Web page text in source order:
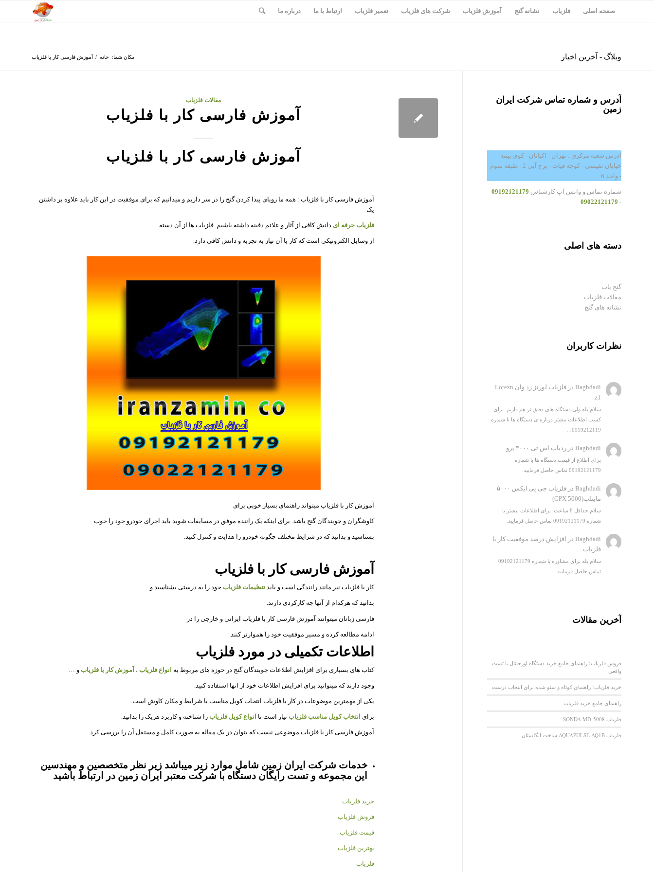
صفحه اصلی فلزیاب نشانه گنج آموزش فلزیاب شرکت های فلزیاب تعمیر فلزیاب ارتباط با ما درباره ما
وبلاگ - آخرین اخبار مکان شما: خانه / آموزش فارسی کار با فلزیاب
مقالات فلزیاب
آموزش فارسی کار با فلزیاب
آموزش فارسی کار با فلزیاب
آموزش فارسی کار با فلزیاب : همه ما رویای پیدا کردن گنج را در سر داریم و میدانیم که برای موفقیت در این کار باید علاوه بر داشتن
یک
فلزیاب حرفه ای دانش کافی از آثار و علائم دفینه داشته باشیم. فلزیاب ها از آن دسته
از وسایل الکترونیکی است که کار با آن نیاز به تجربه و دانش کافی دارد.
آموزش کار با فلزیاب میتواند راهنمای بسیار خوبی برای
کاوشگران و جویندگان گنج باشد. برای اینکه یک راننده موفق در مسابقات شوید باید اجزای خودرو خود را خوب
بشناسید و بدانید که در شرایط مختلف چگونه خودرو را هدایت و کنترل کنید.
آموزش فارسی کار با فلزیاب
کار با فلزیاب نیز مانند رانندگی است و باید تنظیمات فلزیابخود را به درستی بشناسید و
بدانید که هرکدام از آنها چه کارکردی دارند.
فارسی زبانان میتوانند آموزش فارسی کار با فلزیاب ایرانی و خارجی را در
ادامه مطالعه کرده و مسیر موفقیت خود را هموارتر کنند.
اطلاعات تکمیلی در مورد فلزیاب
کتاب های بسیاری برای افزایش اطلاعات جویندگان گنج در حوزه های مربوط به انواع فلزیاب، آموزش کار با فلزیابو …
وجود دارند که میتوانید برای افزایش اطلاعات خود از انها استفاده کنید.
یکی از مهمترین موضوعات در کار با فلزیاب انتخاب کویل مناسب با شرایط و مکان کاوش است.
برای انتخاب کویل مناسب فلزیابنیاز است تا انواع کویل فلزیابرا شناخته و کاربرد هریک را بدانید.
آموزش فارسی کار با فلزیاب موضوعی نیست که بتوان در یک مقاله به صورت کامل و مستقل آن را بررسی کرد.
خدمات شرکت ایران زمین شامل موارد زیر میباشد زیر نظر متخصصین و مهندسین
این مجموعه و تست رایگان دستگاه با شرکت معتبر ایران زمین در ارتباط باشید
خرید فلزیاب
فروش فلزیاب
قیمت فلزیاب
بهترین فلزیاب
فلزیاب
آدرس و شماره تماس شرکت ایران
زمین
آدرس شعبه مرکزی : تهران - اکباتان - کوی بیمه -
خیابان نفیسی - کوچه فیات - برج آبی 2 - طبقه سوم
- واحد 6
شماره تماس و واتس آپ کارشناس 09192121179
-
09022121179
دسته های اصلی
گنج یاب
مقالات فلزیاب
نشانه های گنج
نظرات کاربران
Baghdadi در
فلزیاب لورنز زد وان Lorezn
z1
سلام بله ولی دستگاه های دقیق تر هم داریم. برای
کسب اطلاعات بیشتر درباره ی دستگاه ها با شماره
0919212119…
Baghdadi درردیاب اس تی ۳۰۰۰ پرو
برای اطلاع از قیمت دستگاه ها با شماره
09192121179 تماس حاصل فرمایید.
Baghdadi در
فلزیاب جی پی ایکس ۵۰۰۰
ماینلب(GPX 5000)
سلام حداقل 8 ساعت. برای اطلاعات بیشتر با
شماره 09192121179 تماس حاصل فرمایید.
Baghdadi در
افزایش درصد موفقیت کار با
فلزیاب
سلام بله برای مشاوره با شماره 09192121179
تماس حاصل فرمایید.
آخرین مقالات
فروش فلزیاب؛ راهنمای جامع خرید دستگاه اورجینال با تست
واقعی
خرید فلزیاب؛ راهنمای کوتاه و سئو شده برای انتخاب درست
راهنمای جامع خرید فلزیاب
فلزیاب SONDA MD-5008
فلزیاب AQUAPULSE AQ1B ساخت انگلستان